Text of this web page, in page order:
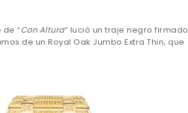
“Con Altura” lució un traje negro firmado
de un Royal Oak Jumbo Extra Thin, que